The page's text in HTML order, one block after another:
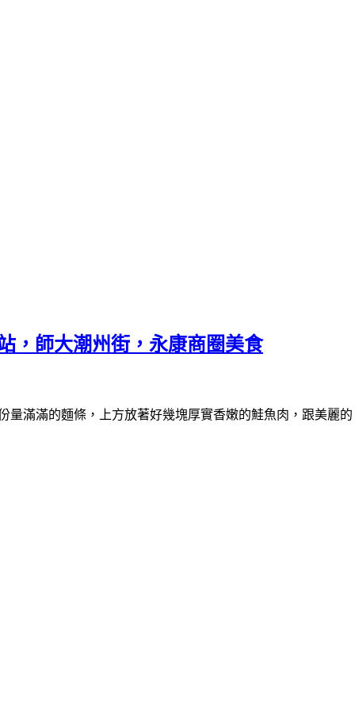
，師大潮州街，永康商圈美食
量滿滿的麵條，上方放著好幾塊厚實香嫩的鮭魚肉，跟美麗的